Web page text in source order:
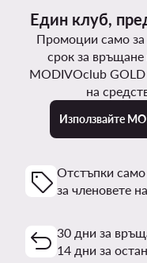
Един клуб,
Промоции само за
срок за
MODIVOclub GOLD
на
Използвайте
Отстъпки само
за членовете
30 дни за
14 дни за